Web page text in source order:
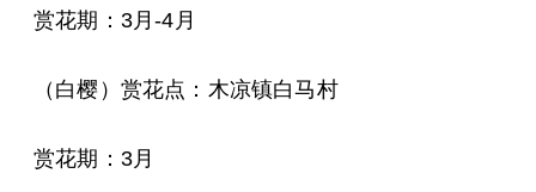
赏花期：3月-4月
（白樱）赏花点：木凉镇白马村
赏花期：3月